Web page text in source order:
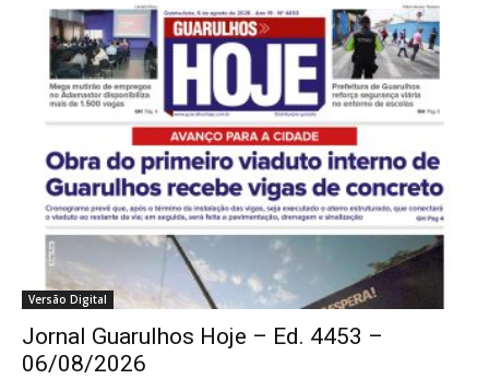
Versão Digital
Jornal Guarulhos Hoje – Ed. 4453 –
06/08/2026